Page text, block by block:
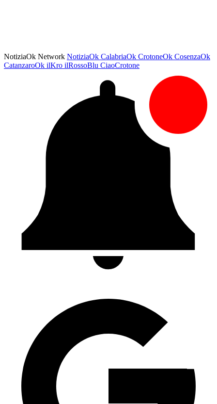
NotiziaOk Network NotiziaOk CalabriaOk CrotoneOk CosenzaOk
CatanzaroOk ilKro ilRossoBlu CiaoCrotone